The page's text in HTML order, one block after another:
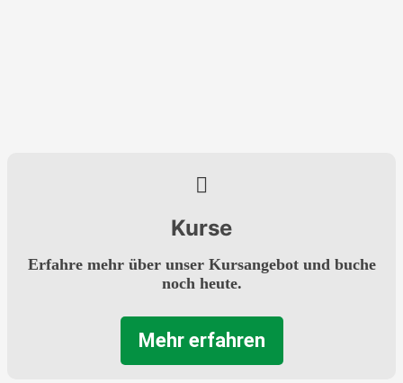
Kurse
Erfahre mehr über unser Kursangebot und buche
noch heute.
Mehr erfahren